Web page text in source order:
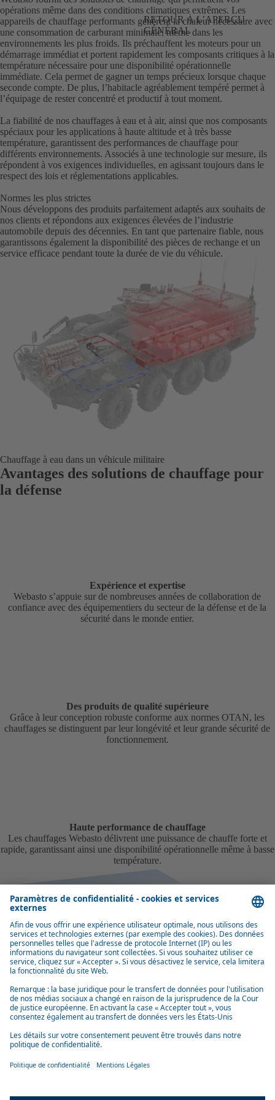
RETOUR À L’APERÇU
GÉNÉRAL
opérations même dans des conditions climatiques extrêmes. Les
appareils de chauffage performants génèrent la chaleur nécessaire avec
une consommation de carburant minimale, même dans les
environnements les plus froids. Ils préchauffent les moteurs pour un
démarrage immédiat et portent rapidement les composants critiques à la
température nécessaire pour une disponibilité opérationnelle
immédiate. Cela permet de gagner un temps précieux lorsque chaque
seconde compte. De plus, l’habitacle agréablement tempéré permet à
l’équipage de rester concentré et productif à tout moment.
La fiabilité de nos chauffages à eau et à air, ainsi que nos composants
spéciaux pour les applications à haute altitude et à très basse
température, garantissent des performances de chauffage pour
différents environnements. Associés à une technologie sur mesure, ils
répondent à vos exigences individuelles, en agissant toujours dans le
respect des lois et réglementations applicables.
Normes les plus strictes
Nous développons des produits parfaitement adaptés aux souhaits de
nos clients et répondons aux exigences élevées de l’industrie
automobile depuis des décennies. En tant que partenaire fiable, nous
garantissons également la disponibilité des pièces de rechange et un
service efficace pendant toute la durée de vie du véhicule.
Chauffage à eau dans un véhicule militaire
Avantages des solutions de chauffage pour
la défense
Expérience et expertise
Webasto s’appuie sur de nombreuses années de collaboration de
confiance avec des équipementiers du secteur de la défense et de la
sécurité dans le monde entier.
Des produits de qualité supérieure
Grâce à leur conception robuste conforme aux normes OTAN, les
chauffages se distinguent par leur longévité et leur grande sécurité de
fonctionnement.
Haute performance de chauffage
Les chauffages Webasto délivrent une puissance de chauffe forte et
rapide, garantissant ainsi une disponibilité opérationnelle même à basse
température.
Aperçu des solutions de chauffage pour la
défense